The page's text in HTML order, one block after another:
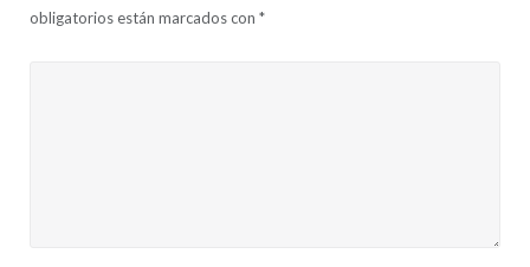
obligatorios están marcados con *